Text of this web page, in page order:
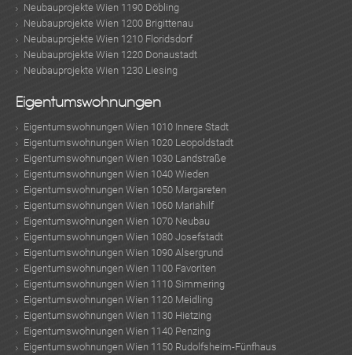
Neubauprojekte Wien 1190 Döbling
Neubauprojekte Wien 1200 Brigittenau
Neubauprojekte Wien 1210 Floridsdorf
Neubauprojekte Wien 1220 Donaustadt
Neubauprojekte Wien 1230 Liesing
Eigentumswohnungen
Eigentumswohnungen Wien 1010 Innere Stadt
Eigentumswohnungen Wien 1020 Leopoldstadt
Eigentumswohnungen Wien 1030 Landstraße
Eigentumswohnungen Wien 1040 Wieden
Eigentumswohnungen Wien 1050 Margareten
Eigentumswohnungen Wien 1060 Mariahilf
Eigentumswohnungen Wien 1070 Neubau
Eigentumswohnungen Wien 1080 Josefstadt
Eigentumswohnungen Wien 1090 Alsergrund
Eigentumswohnungen Wien 1100 Favoriten
Eigentumswohnungen Wien 1110 Simmering
Eigentumswohnungen Wien 1120 Meidling
Eigentumswohnungen Wien 1130 Hietzing
Eigentumswohnungen Wien 1140 Penzing
Eigentumswohnungen Wien 1150 Rudolfsheim-Fünfhaus